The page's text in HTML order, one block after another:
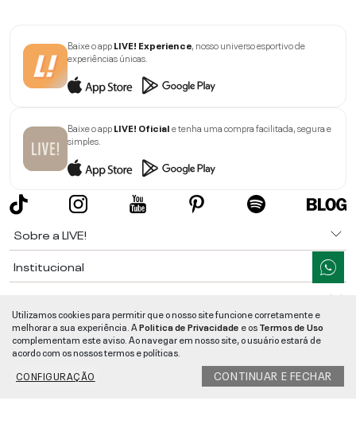
Baixe o appLIVE! Experience , nosso universo esportivo de
experiências únicas.
Baixe o appLIVE! Oficiale tenha uma compra facilitada, segura e
simples.
Sobre a LIVE!
Institucional
Ajuda
Segurança e Qualidade
LIVE!©2026- TODOS OS DIREITOS RESERVADOS -RUA MANOEL FRANCISCO
Utilizamos cookies para permitir que o nosso site funcione corretamente e
melhorar a sua experiência. APolitica de Privacidade e osTermos de Uso
complementam este aviso. Ao navegar em nosso site, o usuário estará de
acordo com os nossos termos e políticas.
CONFIGURAÇÃO
CONTINUAR E FECHAR